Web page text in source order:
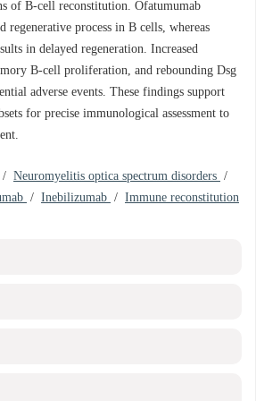
of B-cell reconstitution. Ofatumumab
regenerative process in B cells, whereas
in delayed regeneration. Increased
B-cell proliferation, and rebounding Dsg
adverse events. These findings support
for precise immunological assessment to
/ Neuromyelitis optica spectrum disorders /
/ Inebilizumab / Immune reconstitution